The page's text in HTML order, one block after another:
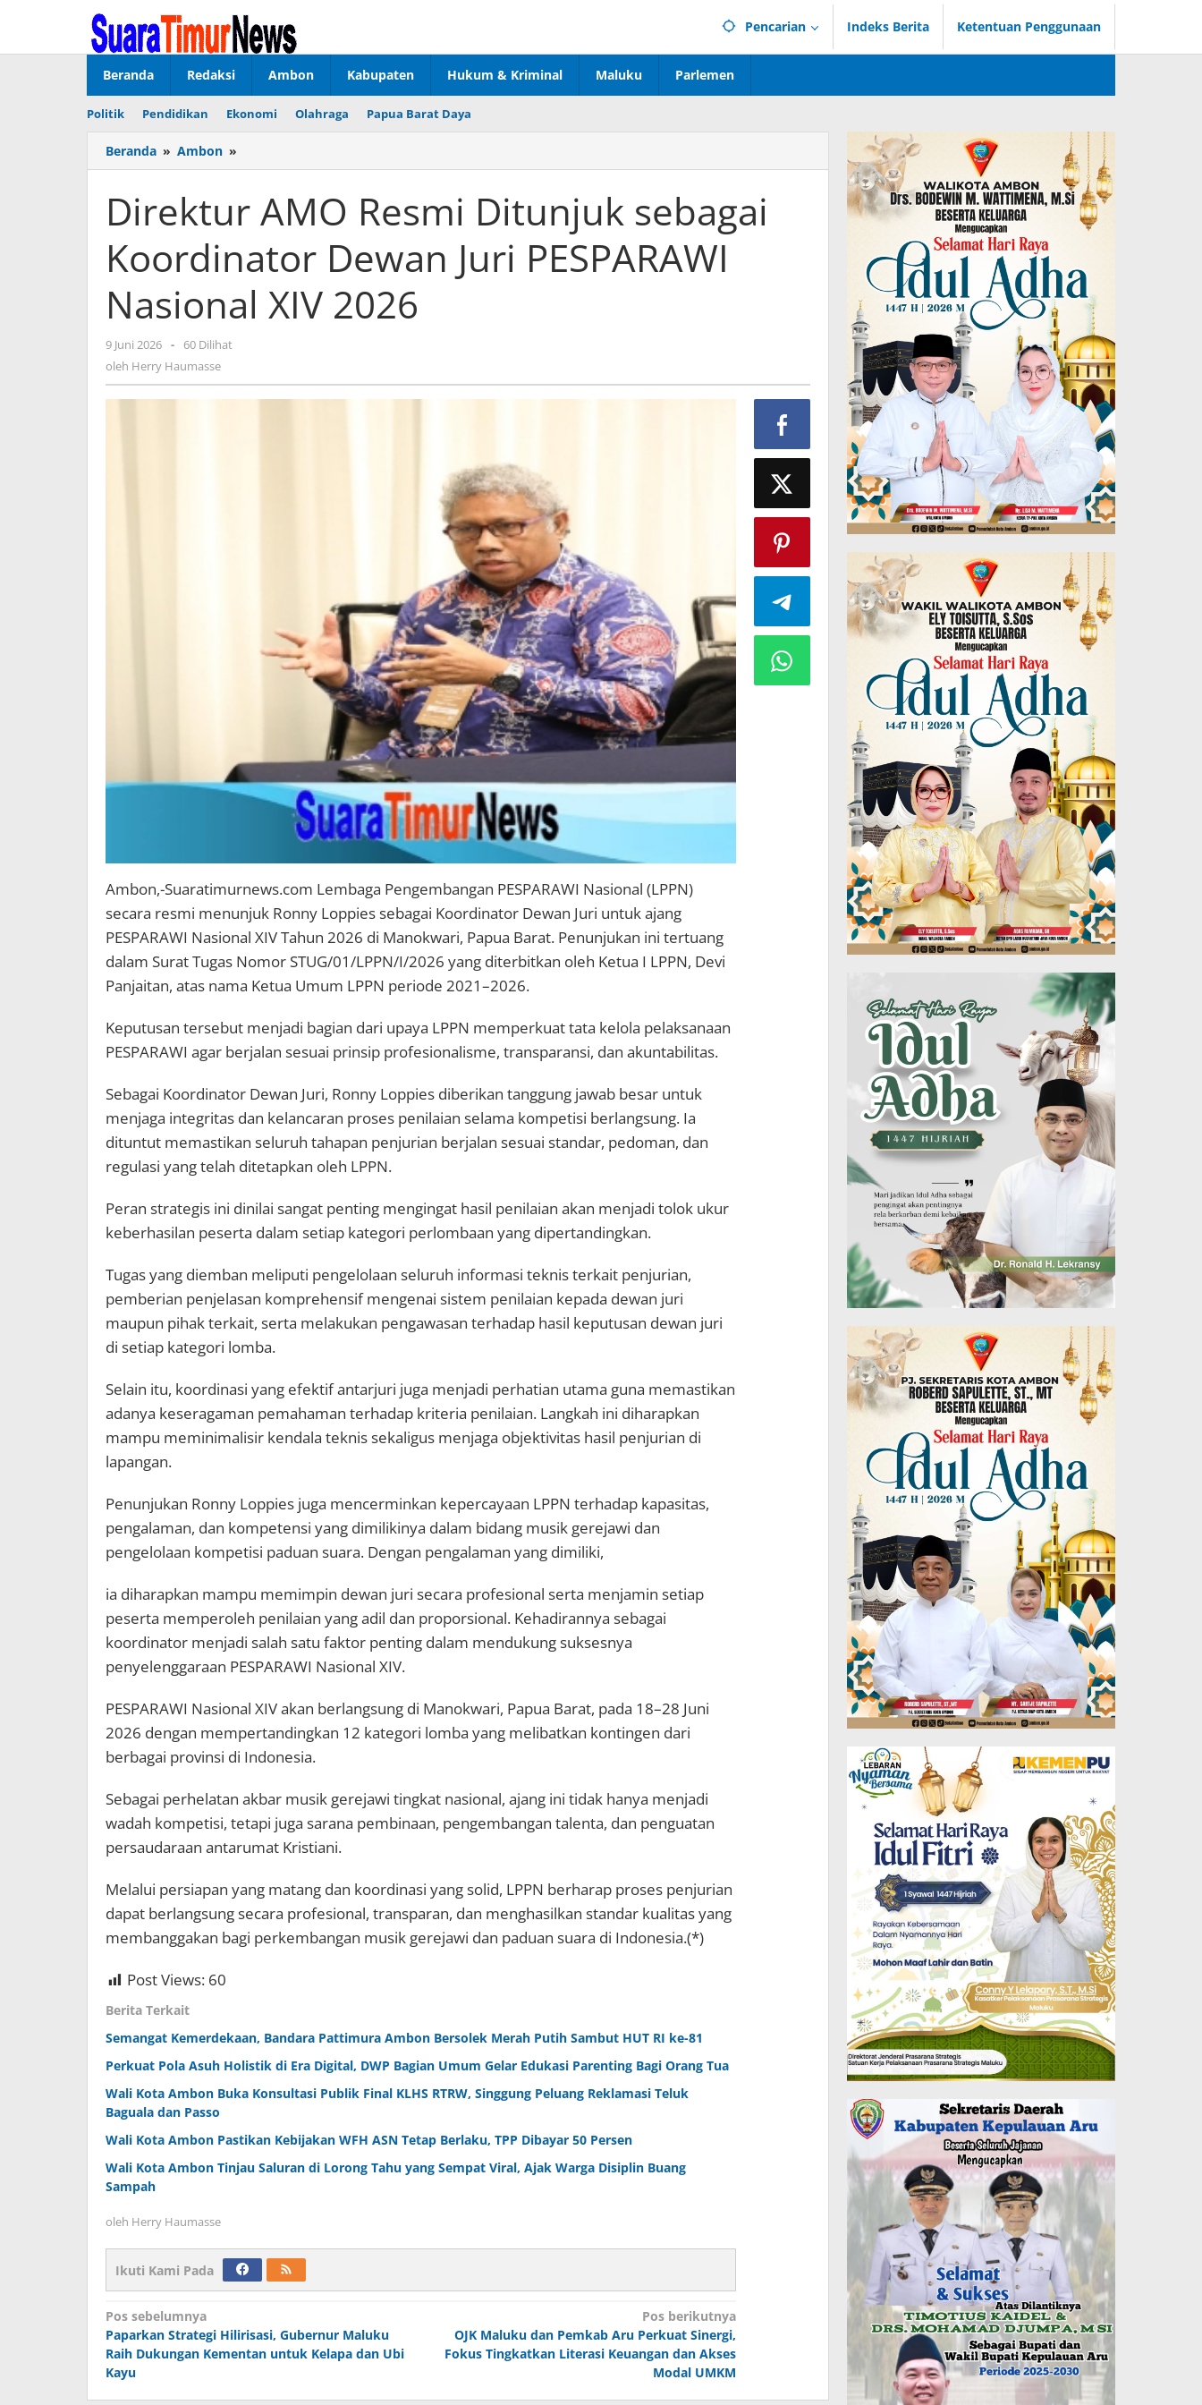
Pencarian Indeks Berita Ketentuan Penggunaan
Beranda Redaksi Ambon Kabupaten Hukum & Kriminal Maluku Parlemen
Politik Pendidikan Ekonomi Olahraga Papua Barat Daya
Beranda » Ambon »
AMO
Ditunjuk
sebagai
Koordinator
Dewan
PESPARAWI
Nasional
Direktur AMO Resmi Ditunjuk sebagai
Koordinator Dewan Juri PESPARAWI
Nasional XIV 2026
9 Juni 2026 oleh
Herry
-
60 Dilihat
oleh Herry Haumasse
Ambon,-Suaratimurnews.com Lembaga Pengembangan PESPARAWI Nasional (LPPN)
secara resmi menunjuk Ronny Loppies sebagai Koordinator Dewan Juri untuk ajang
PESPARAWI Nasional XIV Tahun 2026 di Manokwari, Papua Barat. Penunjukan ini tertuang
dalam Surat Tugas Nomor STUG/01/LPPN/I/2026 yang diterbitkan oleh Ketua I LPPN, Devi
Panjaitan, atas nama Ketua Umum LPPN periode 2021–2026.
Keputusan tersebut menjadi bagian dari upaya LPPN memperkuat tata kelola pelaksanaan
PESPARAWI agar berjalan sesuai prinsip profesionalisme, transparansi, dan akuntabilitas.
Sebagai Koordinator Dewan Juri, Ronny Loppies diberikan tanggung jawab besar untuk
menjaga integritas dan kelancaran proses penilaian selama kompetisi berlangsung. Ia
dituntut memastikan seluruh tahapan penjurian berjalan sesuai standar, pedoman, dan
regulasi yang telah ditetapkan oleh LPPN.
Peran strategis ini dinilai sangat penting mengingat hasil penilaian akan menjadi tolok ukur
keberhasilan peserta dalam setiap kategori perlombaan yang dipertandingkan.
Tugas yang diemban meliputi pengelolaan seluruh informasi teknis terkait penjurian,
pemberian penjelasan komprehensif mengenai sistem penilaian kepada dewan juri
maupun pihak terkait, serta melakukan pengawasan terhadap hasil keputusan dewan juri
di setiap kategori lomba.
Selain itu, koordinasi yang efektif antarjuri juga menjadi perhatian utama guna memastikan
adanya keseragaman pemahaman terhadap kriteria penilaian. Langkah ini diharapkan
mampu meminimalisir kendala teknis sekaligus menjaga objektivitas hasil penjurian di
lapangan.
Penunjukan Ronny Loppies juga mencerminkan kepercayaan LPPN terhadap kapasitas,
pengalaman, dan kompetensi yang dimilikinya dalam bidang musik gerejawi dan
pengelolaan kompetisi paduan suara. Dengan pengalaman yang dimiliki,
ia diharapkan mampu memimpin dewan juri secara profesional serta menjamin setiap
peserta memperoleh penilaian yang adil dan proporsional. Kehadirannya sebagai
koordinator menjadi salah satu faktor penting dalam mendukung suksesnya
penyelenggaraan PESPARAWI Nasional XIV.
PESPARAWI Nasional XIV akan berlangsung di Manokwari, Papua Barat, pada 18–28 Juni
2026 dengan mempertandingkan 12 kategori lomba yang melibatkan kontingen dari
berbagai provinsi di Indonesia.
Sebagai perhelatan akbar musik gerejawi tingkat nasional, ajang ini tidak hanya menjadi
wadah kompetisi, tetapi juga sarana pembinaan, pengembangan talenta, dan penguatan
persaudaraan antarumat Kristiani.
Melalui persiapan yang matang dan koordinasi yang solid, LPPN berharap proses penjurian
dapat berlangsung secara profesional, transparan, dan menghasilkan standar kualitas yang
membanggakan bagi perkembangan musik gerejawi dan paduan suara di Indonesia.(*)
Post Views: 60
Berita Terkait
Semangat Kemerdekaan, Bandara Pattimura Ambon Bersolek Merah Putih Sambut HUT RI ke-81
Perkuat Pola Asuh Holistik di Era Digital, DWP Bagian Umum Gelar Edukasi Parenting Bagi Orang Tua
Wali Kota Ambon Buka Konsultasi Publik Final KLHS RTRW, Singgung Peluang Reklamasi Teluk
Baguala dan Passo
Wali Kota Ambon Pastikan Kebijakan WFH ASN Tetap Berlaku, TPP Dibayar 50 Persen
Wali Kota Ambon Tinjau Saluran di Lorong Tahu yang Sempat Viral, Ajak Warga Disiplin Buang
Sampah
oleh Herry Haumasse
Ikuti Kami Pada
Navigasi
pos
Pos sebelumnya
Paparkan Strategi Hilirisasi, Gubernur Maluku
Raih Dukungan Kementan untuk Kelapa dan Ubi
Kayu
Pos berikutnya
OJK Maluku dan Pemkab Aru Perkuat Sinergi,
Fokus Tingkatkan Literasi Keuangan dan Akses
Modal UMKM